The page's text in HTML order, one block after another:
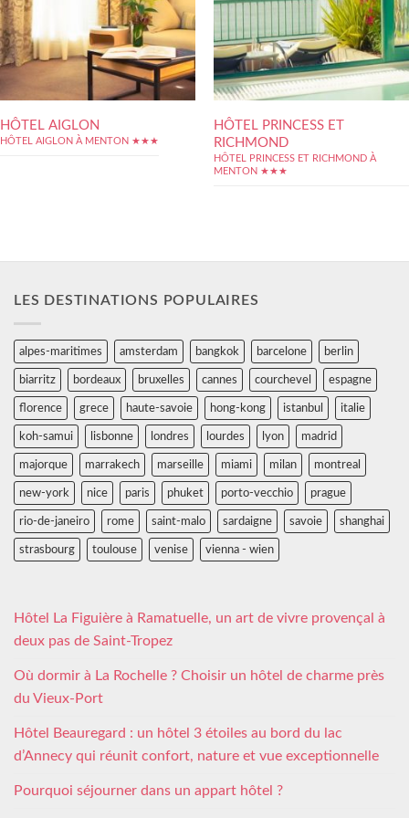
HÔTEL AIGLON
HÔTEL AIGLON À MENTON ★★★
HÔTEL PRINCESS ET
RICHMOND
HÔTEL PRINCESS ET RICHMOND À
MENTON ★★★
LES DESTINATIONS POPULAIRES
alpes-maritimes amsterdam bangkok barcelone berlin
biarritz bordeaux bruxelles cannes courchevel espagne
florence grece haute-savoie hong-kong istanbul italie
koh-samui lisbonne londres lourdes lyon madrid
majorque marrakech marseille miami milan montreal
new-york nice paris phuket porto-vecchio prague
rio-de-janeiro rome saint-malo sardaigne savoie shanghai
strasbourg toulouse venise vienna - wien
Hôtel La Figuière à Ramatuelle, un art de vivre provençal à
deux pas de Saint-Tropez
Où dormir à La Rochelle ? Choisir un hôtel de charme près
du Vieux-Port
Hôtel Beauregard : un hôtel 3 étoiles au bord du lac
d’Annecy qui réunit confort, nature et vue exceptionnelle
Pourquoi séjourner dans un appart hôtel ?